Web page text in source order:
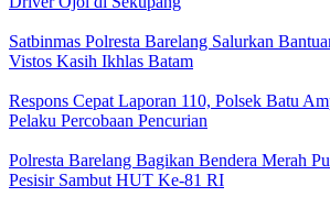
Satbinmas Polresta Barelang Salurkan
Vistos Kasih Ikhlas Batam
Respons Cepat Laporan 110, Polsek Batu
Pelaku Percobaan Pencurian
Polresta Barelang Bagikan Bendera Merah
Pesisir Sambut HUT Ke-81 RI